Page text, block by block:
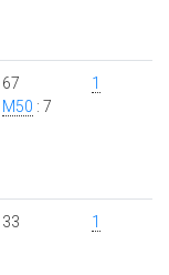
67
M50 : 7
1
33 1